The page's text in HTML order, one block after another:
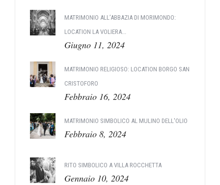
MATRIMONIO ALL’ABBAZIA DI MORIMONDO:
LOCATION LA VOLIERA...
Giugno 11, 2024
MATRIMONIO RELIGIOSO: LOCATION BORGO SAN
CRISTOFORO
Febbraio 16, 2024
MATRIMONIO SIMBOLICO AL MULINO DELL'OLIO
Febbraio 8, 2024
RITO SIMBOLICO A VILLA ROCCHETTA
Gennaio 10, 2024